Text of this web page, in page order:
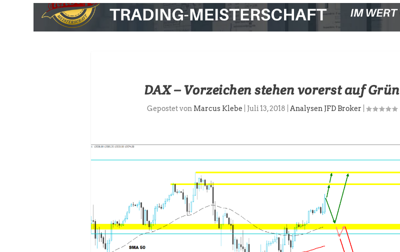
DAX – Vorzeichen stehen vorerst auf Grün
Gepostet von Marcus Klebe Juli 13, 2018 Analysen JFD Broker